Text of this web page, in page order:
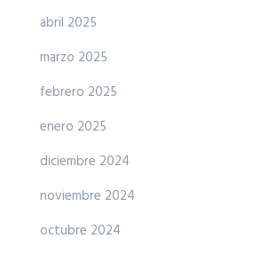
abril 2025
marzo 2025
febrero 2025
enero 2025
diciembre 2024
noviembre 2024
octubre 2024